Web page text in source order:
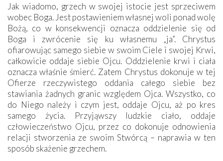
Jak wiadomo, grzech w swojej istocie jest sprzeciwem
wobec Boga. Jest postawieniem własnej woli ponad wolę
Bożą, co w konsekwencji oznacza oddzielenie się od
Boga i zwrócenie się ku własnemu „ja”. Chrystus
ofiarowując samego siebie w swoim Ciele i swojej Krwi,
całkowicie oddaje siebie Ojcu. Oddzielenie krwi i ciała
oznacza właśnie śmierć. Zatem Chrystus dokonuje w tej
Ofierze rzeczywistego oddania całego siebie bez
stawiania żadnych granic względem Ojca. Wszystko, co
do Niego należy i czym jest, oddaje Ojcu, aż po kres
samego życia. Przyjąwszy ludzkie ciało, oddaje
człowieczeństwo Ojcu, przez co dokonuje odnowienia
relacji stworzenia ze swoim Stwórcą – naprawia w ten
sposób skażenie grzechem.